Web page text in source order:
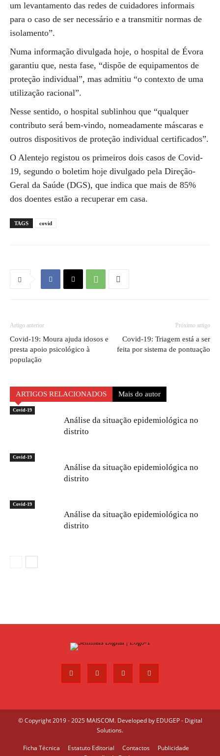
um levantamento das redes de cuidadores informais
para o caso de ser necessário e a transmitir normas de
isolamento”.
Numa informação divulgada hoje, o hospital de Évora
garantiu que, nesta fase, “dispõe de equipamentos de
proteção individual”, mas admitiu “o contexto de uma
utilização racional”.
Nesse sentido, o hospital sublinhou que “qualquer
contributo será bem-vindo, nomeadamente máscaras e
outros dispositivos de proteção individual certificados”.
O Alentejo registou os primeiros dois casos de Covid-
19, segundo o boletim hoje divulgado pela Direção-
Geral da Saúde (DGS), que indica que mais de 85%
dos doentes estão a recuperar em casa.
TAGS covid
Artigo anterior
Covid-19: Moura ajuda idosos e
presta apoio psicológico à
população
Próximo artigo
Covid-19: Triagem está a ser
feita por sistema de pontuação
ARTIGOS RELACIONADOS Mais do autor
Covid-19
Análise da situação epidemiológica no
distrito
Covid-19
Análise da situação epidemiológica no
distrito
Covid-19
Análise da situação epidemiológica no
distrito
© Copyright 2019 - 2025 MAISCOM. Developed by EDUGEP - Digital
Solutions.
Ficha Técnica Estatuto Editorial Contactos
Publicidade